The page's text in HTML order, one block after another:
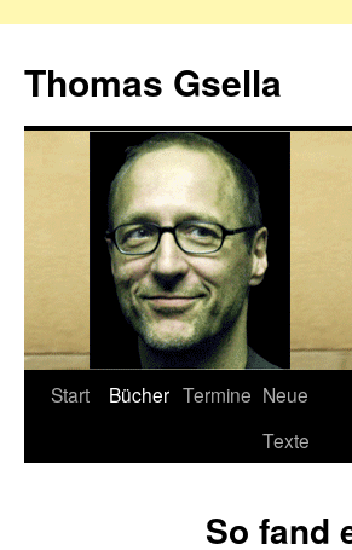
springen
Thomas Gsella
Start Bücher Termine Neue
Texte
So fand